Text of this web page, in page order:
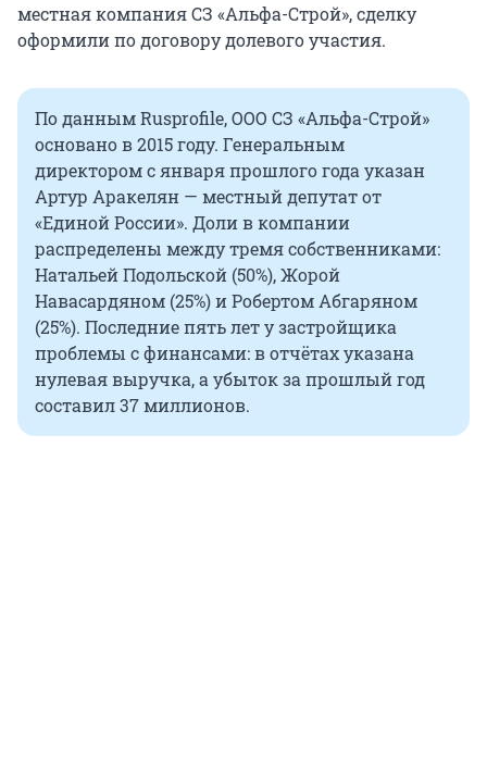
местная компания СЗ «Альфа-Строй», сделку
оформили по договору долевого участия.
По данным Rusprofile, ООО СЗ «Альфа-Строй»
основано в 2015 году. Генеральным
директором с января прошлого года указан
Артур Аракелян — местный депутат от
«Единой России». Доли в компании
распределены между тремя собственниками:
Натальей Подольской (50%), Жорой
Навасардяном (25%) и Робертом Абгаряном
(25%). Последние пять лет у застройщика
проблемы с финансами: в отчётах указана
нулевая выручка, а убыток за прошлый год
составил 37 миллионов.